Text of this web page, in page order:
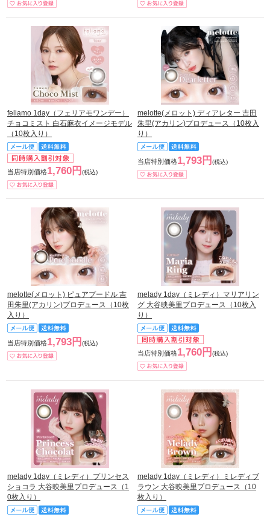
feliamo 1day（フェリアモワンデー）
チョコミスト 白石麻衣イメージモデル
（10枚入り）
当店特別価格1,760円 (税込)
melotte(メロット) ディアレター 吉田
朱里(アカリン)プロデュース（10枚入
り）
当店特別価格1,793円 (税込)
melotte(メロット) ピュアプードル 吉
田朱里(アカリン)プロデュース（10枚
入り）
当店特別価格1,793円 (税込)
melady 1day（ミレディ）マリアリン
グ 大谷映美里プロデュース（10枚入
り）
当店特別価格1,760円 (税込)
melady 1day（ミレディ）プリンセス
ショコラ 大谷映美里プロデュース（1
0枚入り）
melady 1day（ミレディ）ミレディブ
ラウン 大谷映美里プロデュース（10
枚入り）